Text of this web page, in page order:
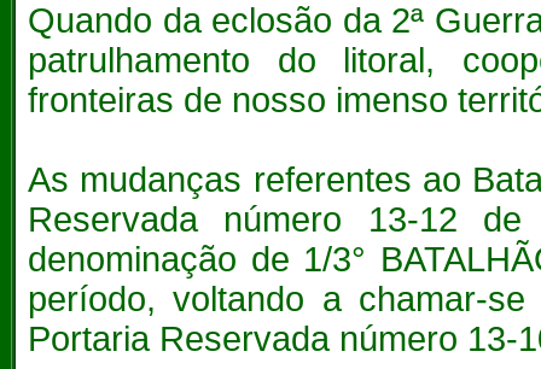
Quando da eclosão da 2ª
patrulhamento do litoral,
fronteiras de nosso imenso
As mudanças referentes ao
Reservada número 13-12
denominação de 1/3°
período, voltando a chamar-
Portaria Reservada número 13-